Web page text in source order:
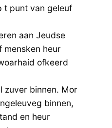
t punt van geleuf
aan Jeudse
mensken heur
ofkeerd
zuver binnen. Mor
binnen,
en heur